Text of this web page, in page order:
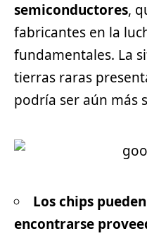
semiconductores,
fabricantes en la
fundamentales. La
tierras raras
podría ser aún más
Los chips
encontrarse